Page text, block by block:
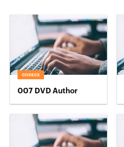
CODECS
007 DVD Author